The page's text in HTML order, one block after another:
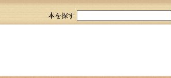
本を探す